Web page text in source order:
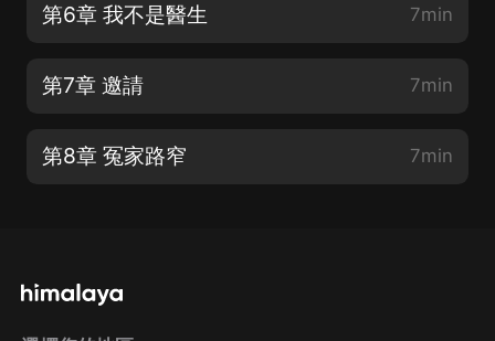
第6章 我不是醫生 7min
第7章 邀請 7min
第8章 冤家路窄 7min